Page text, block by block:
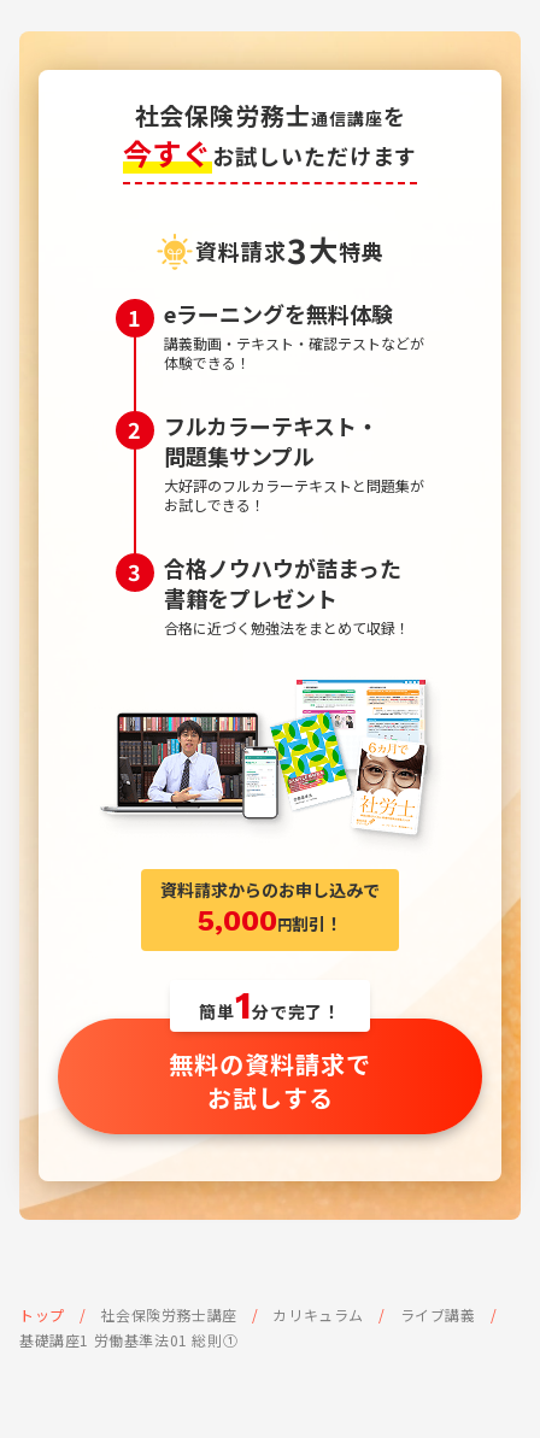
社会保険労務士通信講座を
今すぐお試しいただけます
資料請求3大特典
eラーニングを無料体験
講義動画・テキスト・確認テストなどが
体験できる！
フルカラーテキスト・
問題集サンプル
大好評のフルカラーテキストと問題集が
お試しできる！
合格ノウハウが詰まった
書籍をプレゼント
合格に近づく勉強法をまとめて収録！
資料請求からのお申し込みで
5,000円割引！
簡単1分で完了！
無料の資料請求で
お試しする
トップ 社会保険労務士講座 カリキュラム
ライブ講義
基礎講座1 労働基準法01 総則①